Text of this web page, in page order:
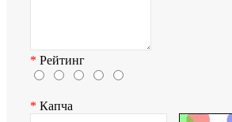
Рейтинг
Капча